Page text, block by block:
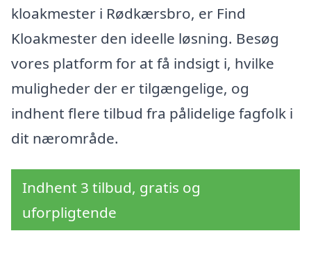
kloakmester i Rødkærsbro, er Find
Kloakmester den ideelle løsning. Besøg
vores platform for at få indsigt i, hvilke
muligheder der er tilgængelige, og
indhent flere tilbud fra pålidelige fagfolk i
dit nærområde.
Indhent 3 tilbud, gratis og
uforpligtende